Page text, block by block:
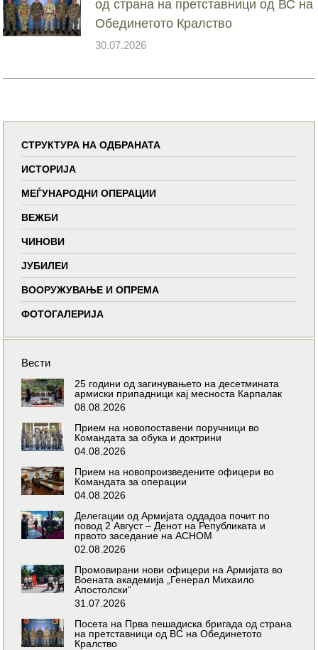
од страна на претставници од ВС на
Обединетото Кралство
30.07.2026
СТРУКТУРА НА ОДБРАНАТА
ИСТОРИЈА
МЕЃУНАРОДНИ ОПЕРАЦИИ
ВЕЖБИ
ЧИНОВИ
ЈУБИЛЕИ
ВООРУЖУВАЊЕ И ОПРЕМА
ФОТОГАЛЕРИЈА
Вести
25 години од загинувањето на десетмината
армиски припадници кај месноста Карпалак
08.08.2026
Прием на новопоставени поручници во
Командата за обука и доктрини
04.08.2026
Прием на новопроизведените офицери во
Командата за операции
04.08.2026
Делегации од Армијата оддадоа почит по
повод 2 Август – Денот на Републиката и
првото заседание на АСНОМ
02.08.2026
Промовирани нови офицери на Армијата во
Воената академија „Генерал Михаило
Апостолски“
31.07.2026
Посета на Прва пешадиска бригада од страна
на претставници од ВС на Обединетото
Кралство